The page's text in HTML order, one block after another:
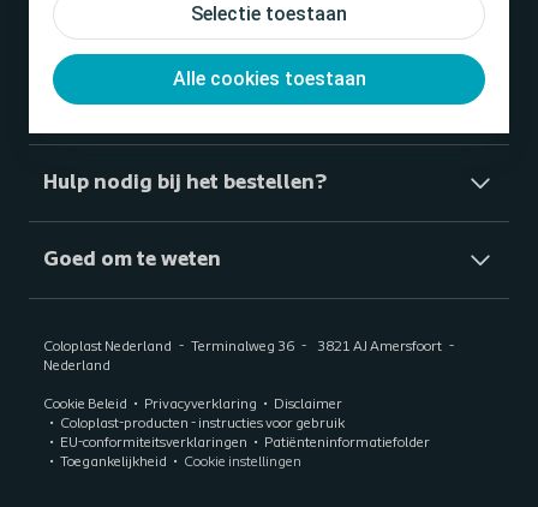
Selectie toestaan
Alle cookies toestaan
Producten
Vind ons
Hulp nodig bij het bestellen?
Goed om te weten
Coloplast Nederland Terminalweg 36
3821 AJ Amersfoort
Nederland
Cookie Beleid Privacyverklaring
Disclaimer
Coloplast-producten - instructies voor gebruik
EU-conformiteitsverklaringen
Patiënteninformatiefolder
Toegankelijkheid
Cookie instellingen